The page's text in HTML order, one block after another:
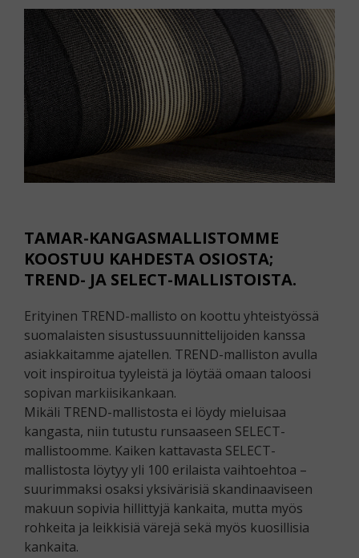
TAMAR-KANGASMALLISTOMME
KOOSTUU KAHDESTA OSIOSTA;
TREND- JA SELECT-MALLISTOISTA.
Erityinen TREND-mallisto on koottu yhteistyössä
suomalaisten sisustussuunnittelijoiden kanssa
asiakkaitamme ajatellen. TREND-malliston avulla
voit inspiroitua tyyleistä ja löytää omaan taloosi
sopivan markiisikankaan.
Mikäli TREND-mallistosta ei löydy mieluisaa
kangasta, niin tutustu runsaaseen SELECT-
mallistoomme. Kaiken kattavasta SELECT-
mallistosta löytyy yli 100 erilaista vaihtoehtoa –
suurimmaksi osaksi yksivärisiä skandinaaviseen
makuun sopivia hillittyjä kankaita, mutta myös
rohkeita ja leikkisiä värejä sekä myös kuosillisia
kankaita.